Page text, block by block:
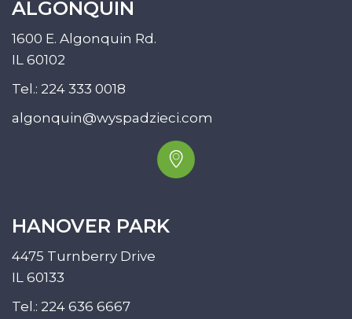
ALGONQUIN
1600 E. Algonquin Rd.
IL 60102
Tel.: 224 333 0018
algonquin@wyspadzieci.com
HANOVER PARK
4475 Turnberry Drive
IL 60133
Tel.: 224 636 6667